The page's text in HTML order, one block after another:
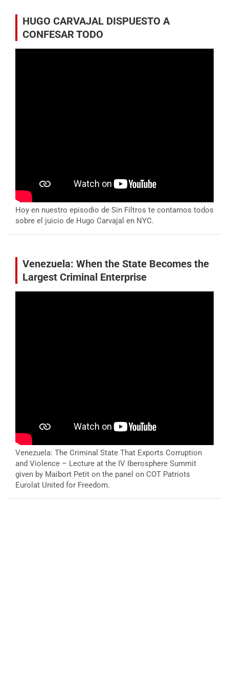
HUGO CARVAJAL DISPUESTO A
CONFESAR TODO
Hoy en nuestro episodio de Sin Filtros te contamos todos
sobre el juicio de Hugo Carvajal en NYC.
Venezuela: When the State Becomes the
Largest Criminal Enterprise
Venezuela: The Criminal State That Exports Corruption
and Violence – Lecture at the IV Iberosphere Summit
given by Maibort Petit on the panel on COT Patriots
Eurolat United for Freedom.